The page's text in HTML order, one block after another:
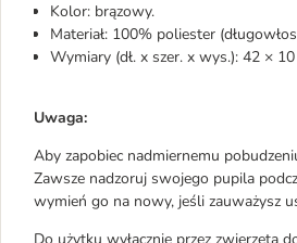
Kolor: brązowy.
Materiał: 100% poliester
Wymiary (dł. x szer. x wys.): 42 ×
Uwaga:
Aby zapobiec nadmiernemu
Zawsze nadzoruj swojego pupila
wymień go na nowy, jeśli zauważysz